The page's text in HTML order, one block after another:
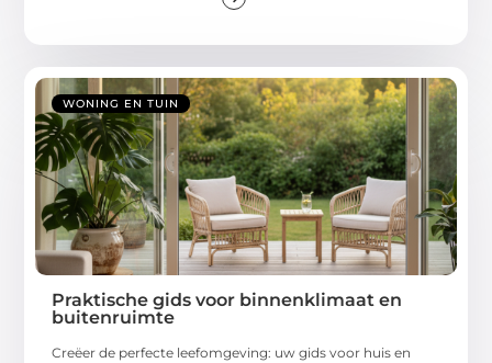
WONING EN TUIN
Praktische gids voor binnenklimaat en
buitenruimte
Creëer de perfecte leefomgeving: uw gids voor huis en